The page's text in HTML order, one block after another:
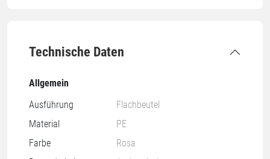
Technische Daten
Allgemein
Ausführung
Flachbeutel
Material
PE
Farbe
Rosa